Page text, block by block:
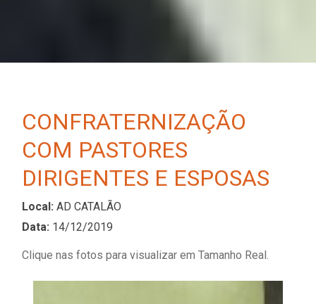
CONFRATERNIZAÇÃO
COM PASTORES
DIRIGENTES E ESPOSAS
Local: AD CATALÃO
Data: 14/12/2019
Clique nas fotos para visualizar em Tamanho Real.